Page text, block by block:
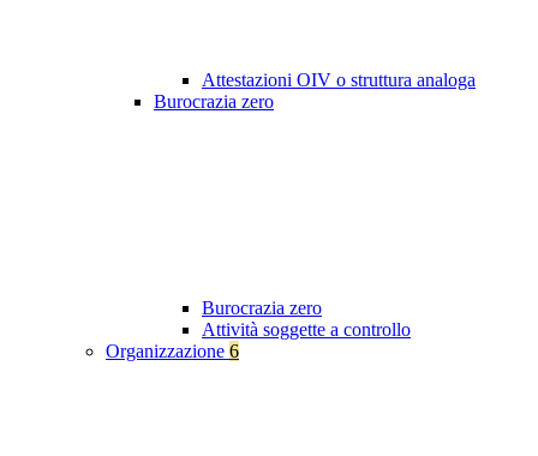
Attestazioni OIV o struttura analoga
Burocrazia zero
Burocrazia zero
Attività soggette a controllo
Organizzazione 6